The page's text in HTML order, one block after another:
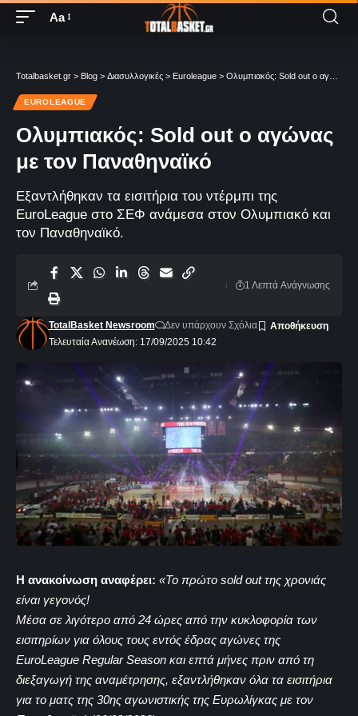
Aa
Totalbasket.gr > Blog > Διασυλλογικές > Euroleague > Ολυμπιακός: Sold out o αγώνας με τον Παναθηναϊκό
EUROLEAGUE
Ολυμπιακός: Sold out o αγώνας
με τον Παναθηναϊκό
Εξαντλήθηκαν τα εισιτήρια του ντέρμπι της
EuroLeague στο ΣΕΦ ανάμεσα στον Ολυμπιακό και
τον Παναθηναϊκό.
Τελευταία Ανανέωση: 17/09/2025 10:42
TotalBasket Newsroom Δεν υπάρχουν Σχόλια
1 Λεπτά Aνάγνωσης
Η ανακοίνωση αναφέρει: «Το πρώτο sold out της χρονιάς
είναι γεγονός!
Μέσα σε λιγότερο από 24 ώρες από την κυκλοφορία των
εισιτηρίων για όλους τους εντός έδρας αγώνες της
EuroLeague Regular Season και επτά μήνες πριν από τη
διεξαγωγή της αναμέτρησης, εξαντλήθηκαν όλα τα εισιτήρια
για το ματς της 30ης αγωνιστικής της Ευρωλίγκας με τον